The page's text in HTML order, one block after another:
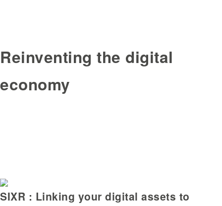
Reinventing the digital
economy
SIXR : Linking your digital assets to